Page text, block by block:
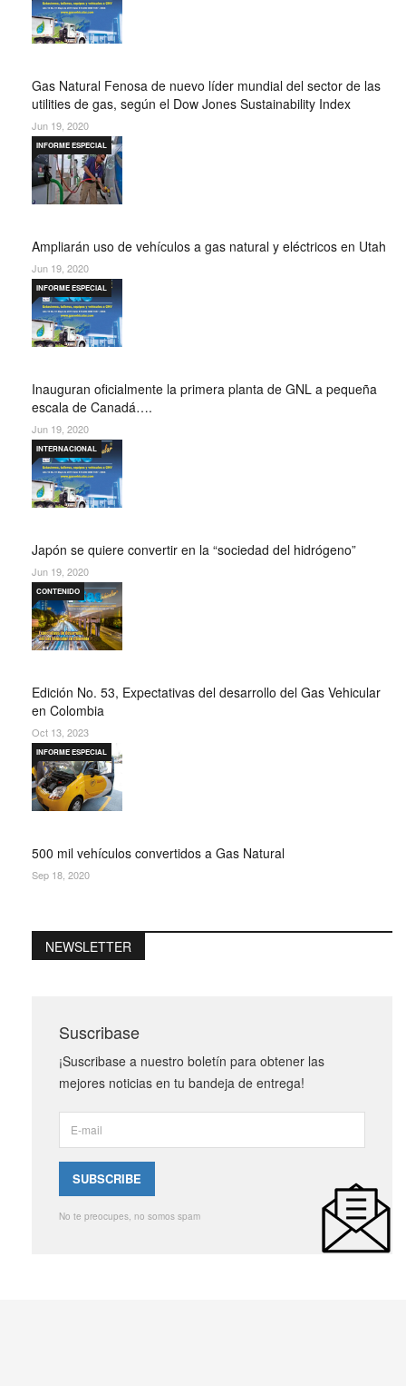
Gas Natural Fenosa de nuevo líder mundial del sector de las
utilities de gas, según el Dow Jones Sustainability Index
Jun 19, 2020
Ampliarán uso de vehículos a gas natural y eléctricos en Utah
INFORME ESPECIAL
Jun 19, 2020
Inauguran oficialmente la primera planta de GNL a pequeña
escala de Canadá….
INFORME ESPECIAL
Jun 19, 2020
Japón se quiere convertir en la “sociedad del hidrógeno”
INTERNACIONAL
Jun 19, 2020
Edición No. 53, Expectativas del desarrollo del Gas Vehicular
en Colombia
CONTENIDO
Oct 13, 2023
500 mil vehículos convertidos a Gas Natural
INFORME ESPECIAL
Sep 18, 2020
NEWSLETTER
Suscribase
¡Suscribase a nuestro boletín para obtener las
mejores noticias en tu bandeja de entrega!
No te preocupes, no somos spam